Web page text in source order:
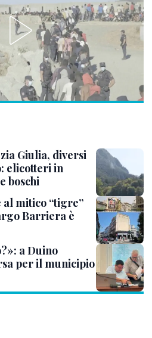
Giulia, diversi
elicotteri in
boschi
al mitico “tigre”
Barriera è
a Duino
per il municipio